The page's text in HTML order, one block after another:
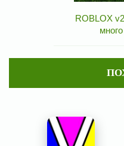
ROBLOX